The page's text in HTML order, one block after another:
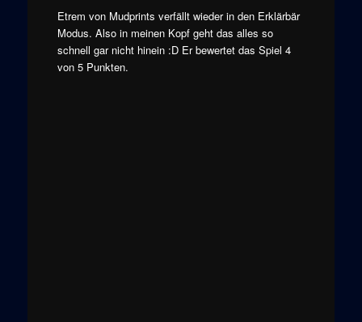
Etrem von Mudprints verfällt wieder in den Erklärbär
Modus. Also in meinen Kopf geht das alles so
schnell gar nicht hinein :D Er bewertet das Spiel 4
von 5 Punkten.